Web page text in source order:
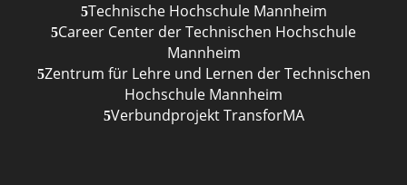
Technische Hochschule Mannheim
Career Center der Technischen Hochschule
Mannheim
Zentrum für Lehre und Lernen der Technischen
Hochschule Mannheim
Verbundprojekt TransforMA